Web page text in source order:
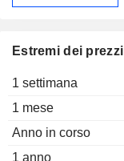
Estremi dei prezzi
1 settimana
1 mese
Anno in corso
1 anno